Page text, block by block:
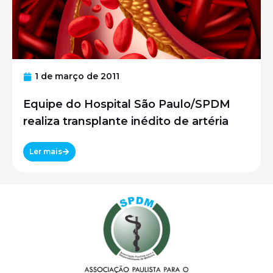
1 de março de 2011
Equipe do Hospital São Paulo/SPDM
realiza transplante inédito de artéria
Ler mais